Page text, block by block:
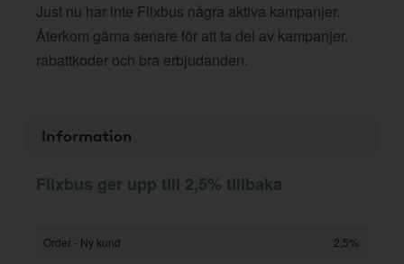
Just nu har inte Flixbus några aktiva kampanjer.
Återkom gärna senare för att ta del av kampanjer,
rabattkoder och bra erbjudanden.
Information
Flixbus ger upp till 2,5% tillbaka
Order - Ny kund
2,5%